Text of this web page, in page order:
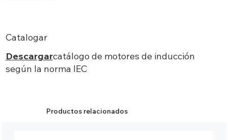
Catalogar
Descargarcatálogo de motores de inducción
según la norma IEC
Productos relacionados